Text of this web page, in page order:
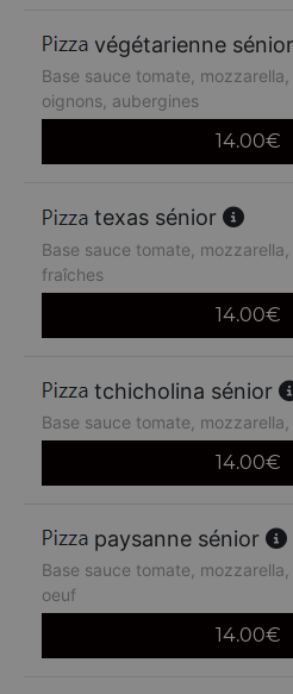
végétarienne sénior
Base sauce tomate,
oignons, aubergines
14.00€
texas sénior
Base sauce tomate,
fraîches
14.00€
tchicholina sénior
Base sauce tomate,
14.00€
paysanne sénior
Base sauce tomate,
oeuf
14.00€